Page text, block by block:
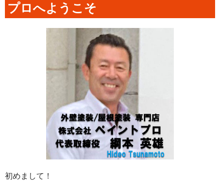
プロへようこそ
初めまして！